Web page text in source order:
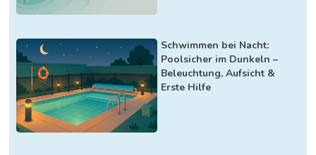
Schwimmen bei Nacht:
Poolsicher im Dunkeln –
Beleuchtung, Aufsicht &
Erste Hilfe